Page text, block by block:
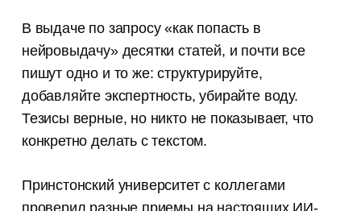
В выдаче по запросу «как попасть в
нейровыдачу» десятки статей, и почти все
пишут одно и то же: структурируйте,
добавляйте экспертность, убирайте воду.
Тезисы верные, но никто не показывает, что
конкретно делать с текстом.
Принстонский университет с коллегами